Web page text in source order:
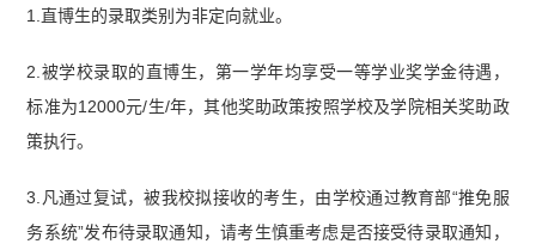
1.直博生的录取类别为非定向就业。
2.被学校录取的直博生，第一学年均享受一等学业奖学金待遇，
标准为12000元/生/年，其他奖助政策按照学校及学院相关奖助政
策执行。
3.凡通过复试，被我校拟接收的考生，由学校通过教育部“推免服
务系统”发布待录取通知，请考生慎重考虑是否接受待录取通知，